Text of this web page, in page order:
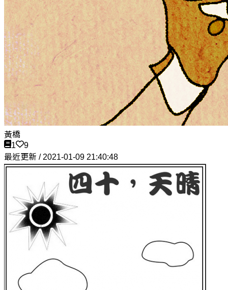
黃橋
1
9
最近更新 / 2021-01-09 21:40:48